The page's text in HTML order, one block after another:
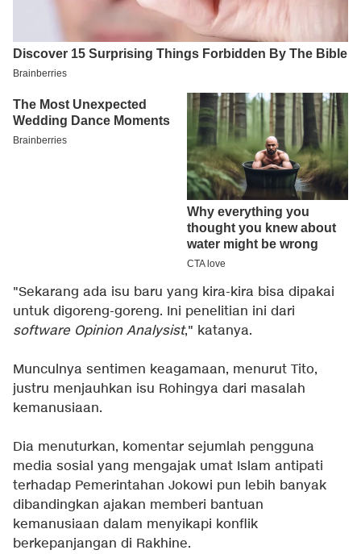
"Sekarang ada isu baru yang kira-kira bisa dipakai
untuk digoreng-goreng. Ini penelitian ini dari
software Opinion Analysist," katanya.
Munculnya sentimen keagamaan, menurut Tito,
justru menjauhkan isu Rohingya dari masalah
kemanusiaan.
Dia menuturkan, komentar sejumlah pengguna
media sosial yang mengajak umat Islam antipati
terhadap Pemerintahan Jokowi pun lebih banyak
dibandingkan ajakan memberi bantuan
kemanusiaan dalam menyikapi konflik
berkepanjangan di Rakhine.